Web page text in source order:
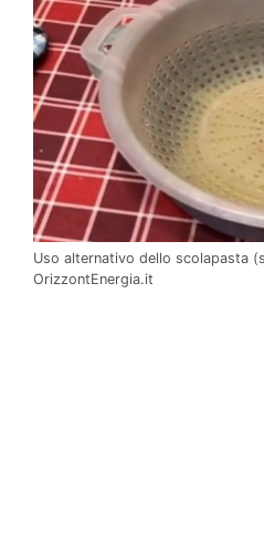
Uso alternativo dello scolapasta
OrizzontEnergia.it